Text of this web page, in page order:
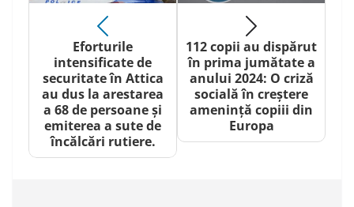
Eforturile
intensificate de
securitate în Attica
au dus la arestarea
a 68 de persoane și
emiterea a sute de
încălcări rutiere.
112 copii au dispărut
în prima jumătate a
anului 2024: O criză
socială în creștere
amenință copiii din
Europa